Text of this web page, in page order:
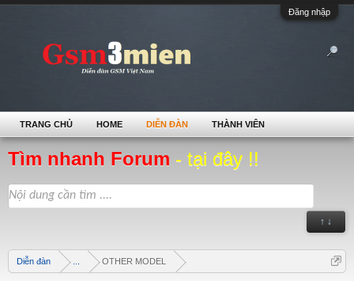
Đăng nhập
Tìm nhanh Forum - tại đây !!
↑ ↓
Diễn đàn OTHER MODEL
TRANG CHỦ HOME DIỄN ĐÀN THÀNH VIÊN